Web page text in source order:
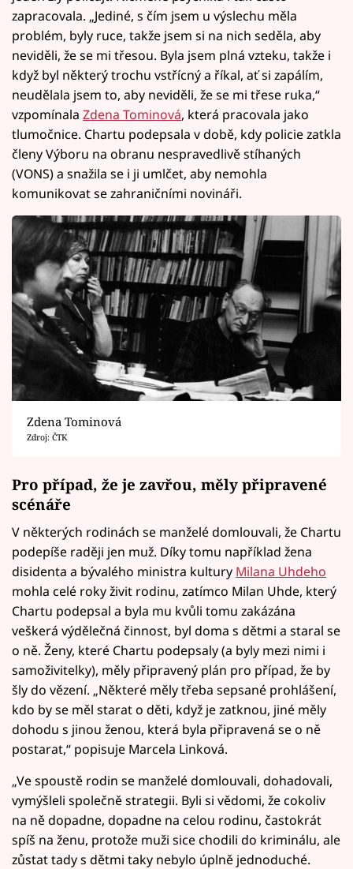
zapracovala. „Jediné, s čím jsem u výslechu měla
problém, byly ruce, takže jsem si na nich seděla, aby
neviděli, že se mi třesou. Byla jsem plná vzteku, takže i
když byl některý trochu vstřícný a říkal, ať si zapálím,
neudělala jsem to, aby neviděli, že se mi třese ruka,“
vzpomínala Zdena Tominová, která pracovala jako
tlumočnice. Chartu podepsala v době, kdy policie zatkla
členy Výboru na obranu nespravedlivě stíhaných
(VONS) a snažila se i ji umlčet, aby nemohla
komunikovat se zahraničními novináři.
Zdena Tominová
Zdroj: ČTK
Pro případ, že je zavřou, měly připravené
scénáře
V některých rodinách se manželé domlouvali, že Chartu
podepíše raději jen muž. Díky tomu například žena
disidenta a bývalého ministra kultury Milana Uhdeho
mohla celé roky živit rodinu, zatímco Milan Uhde, který
Chartu podepsal a byla mu kvůli tomu zakázána
veškerá výdělečná činnost, byl doma s dětmi a staral se
o ně. Ženy, které Chartu podepsaly (a byly mezi nimi i
samoživitelky), měly připravený plán pro případ, že by
šly do vězení. „Některé měly třeba sepsané prohlášení,
kdo by se měl starat o děti, když je zatknou, jiné měly
dohodu s jinou ženou, která byla připravená se o ně
postarat,“ popisuje Marcela Linková.
„Ve spoustě rodin se manželé domlouvali, dohadovali,
vymýšleli společně strategii. Byli si vědomi, že cokoliv
na ně dopadne, dopadne na celou rodinu, častokrát
spíš na ženu, protože muži sice chodili do kriminálu, ale
zůstat tady s dětmi taky nebylo úplně jednoduché.